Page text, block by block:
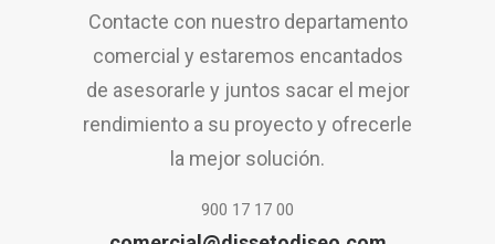
Contacte con nuestro departamento
comercial y estaremos encantados
de asesorarle y juntos sacar el mejor
rendimiento a su proyecto y ofrecerle
la mejor solución.
900 17 17 00